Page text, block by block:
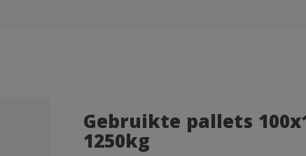
Gebruikte pallets
1250kg